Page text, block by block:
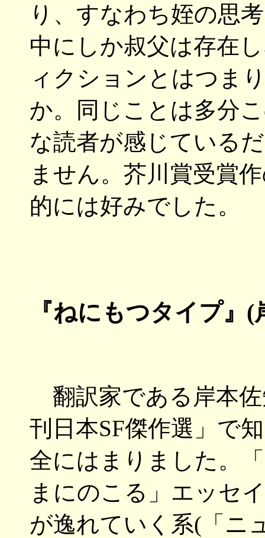
り、すなわち姪の思
中にしか叔父は存在
ィクションとはつま
か。同じことは多分
な読者が感じている
ません。芥川賞受賞
的には好みでした。
『ねにもつタイプ』
翻訳家である岸本佐
刊日本SF傑作選」で
全にはまりました。
まにのこる」エッセ
が逸れていく系(「ニ